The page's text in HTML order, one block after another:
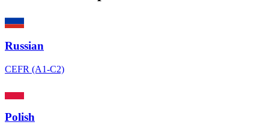
Russian
CEFR (A1-C2)
Polish